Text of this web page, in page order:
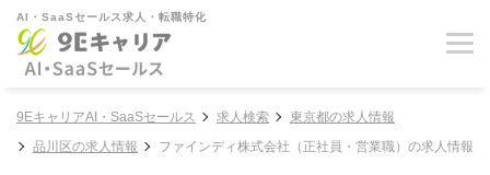
AI・SaaSセールス求人・転職特化
9EキャリアAI・SaaSセールス 求人検索
東京都の求人情報
品川区の求人情報
ファインディ株式会社（正社員・営業職）の求人情報